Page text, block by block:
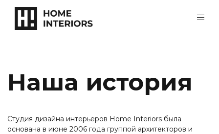
Наша история
Студия дизайна интерьеров Home Interiors была
основана в июне 2006 года группой архитекторов и